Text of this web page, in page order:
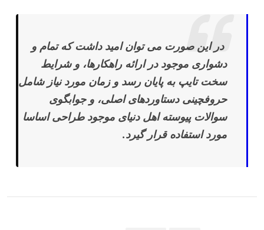
در این صورت می توان امید داشت که تمام و
دشواری موجود در ارائه راهکارها، و شرایط
سخت تایپ به پایان رسد و زمان مورد نیاز شامل
حروفچینی دستاوردهای اصلی، و جوابگوی
سوالات پیوسته اهل دنیای موجود طراحی اساسا
مورد استفاده قرار گیرد.